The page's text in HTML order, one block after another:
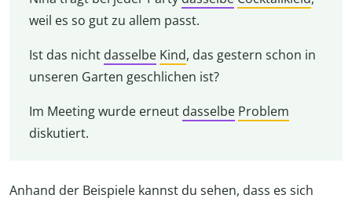
weil es so gut zu allem passt.
Ist das nicht dasselbe Kind, das gestern schon in
unseren Garten geschlichen ist?
Im Meeting wurde erneut dasselbe Problem
diskutiert.
Anhand der Beispiele kannst du sehen, dass es sich